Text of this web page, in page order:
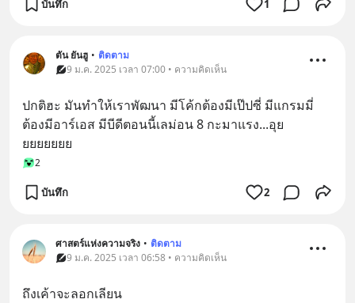
บันทึก 1
ตัน ยันฮู • ติดตาม
9 ม.ค. 2025 เวลา 07:00 • ความคิดเห็น
ปกติฮะ มันทำให้เราพัฒนา มีโค้กต้องมีเป๊ปซี่ มีแกรมมี่
ต้องมีอาร์เอส มีบีดีตอนนี้เลม่อน 8 กะมาแรง...อุย
ยยยยยยย
2
บันทึก 2
ศาสตร์แห่งความจริง • ติดตาม
9 ม.ค. 2025 เวลา 06:58 • ความคิดเห็น
ถึงเค้าจะลอกเลียน